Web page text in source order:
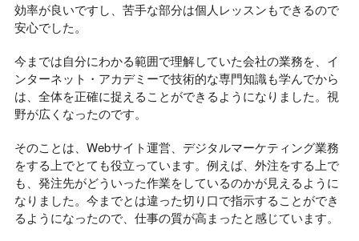
効率が良いですし、苦手な部分は個人レッスンもできるので
安心でした。
今までは自分にわかる範囲で理解していた会社の業務を、イ
ンターネット・アカデミーで技術的な専門知識も学んでから
は、全体を正確に捉えることができるようになりました。視
野が広くなったのです。
そのことは、Webサイト運営、デジタルマーケティング業務
をする上でとても役立っています。例えば、外注をする上で
も、発注先がどういった作業をしているのかが見えるように
なりました。今までとは違った切り口で指示することができ
るようになったので、仕事の質が高まったと感じています。